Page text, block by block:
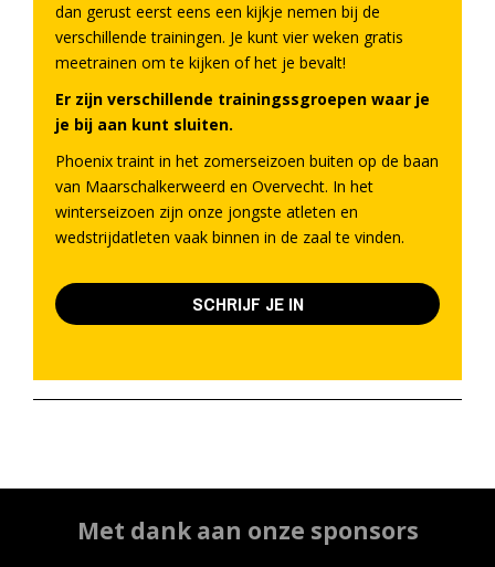
dan gerust eerst eens een kijkje nemen bij de
verschillende trainingen. Je kunt vier weken gratis
meetrainen om te kijken of het je bevalt!
Er zijn verschillende trainingssgroepen waar je
je bij aan kunt sluiten.
Phoenix traint in het zomerseizoen buiten op de baan
van Maarschalkerweerd en Overvecht. In het
winterseizoen zijn onze jongste atleten en
wedstrijdatleten vaak binnen in de zaal te vinden.
SCHRIJF JE IN
Met dank aan onze sponsors